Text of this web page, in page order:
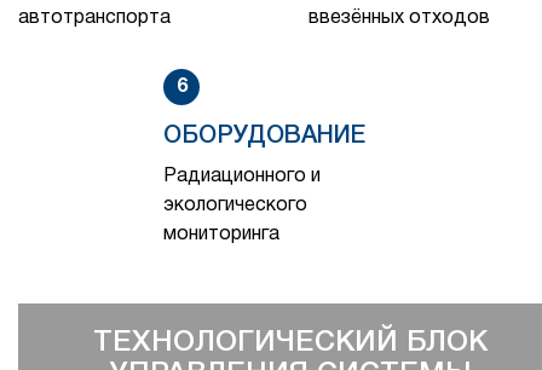
автотранспорта
ввезённых отходов
6
ОБОРУДОВАНИЕ
Радиационного и
экологического
мониторинга
ТЕХНОЛОГИЧЕСКИЙ БЛОК